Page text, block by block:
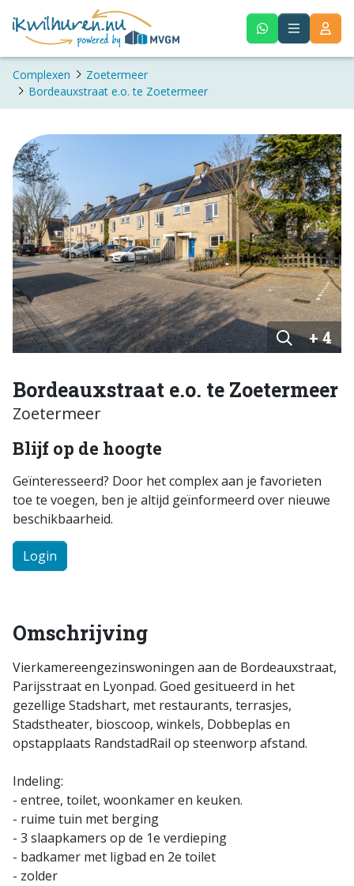
Complexen
Zoetermeer
Bordeauxstraat e.o. te Zoetermeer
+ 4
Bordeauxstraat e.o. te Zoetermeer
Zoetermeer
Blijf op de hoogte
Geïnteresseerd? Door het complex aan je favorieten
toe te voegen, ben je altijd geïnformeerd over nieuwe
beschikbaarheid.
Login
Omschrijving
Vierkamereengezinswoningen aan de Bordeauxstraat,
Parijsstraat en Lyonpad. Goed gesitueerd in het
gezellige Stadshart, met restaurants, terrasjes,
Stadstheater, bioscoop, winkels, Dobbeplas en
opstapplaats RandstadRail op steenworp afstand.
Indeling:
- entree, toilet, woonkamer en keuken.
- ruime tuin met berging
- 3 slaapkamers op de 1e verdieping
- badkamer met ligbad en 2e toilet
- zolder